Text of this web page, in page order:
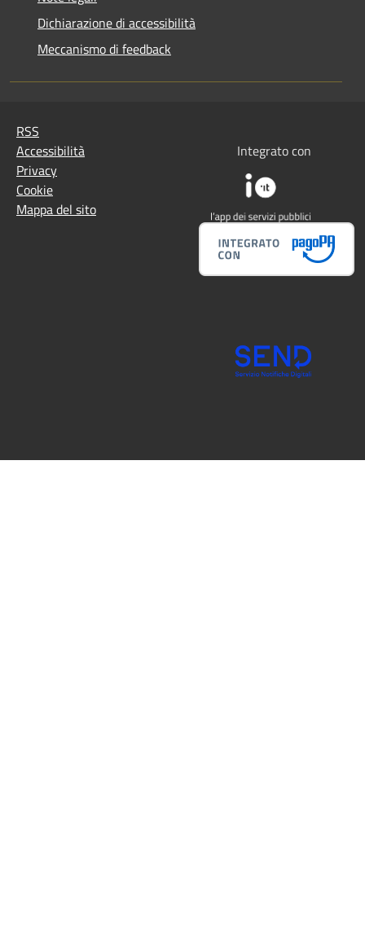
Dichiarazione di accessibilità
Meccanismo di feedback
RSS
Accessibilità
Privacy
Cookie
Mappa del sito
Integrato con